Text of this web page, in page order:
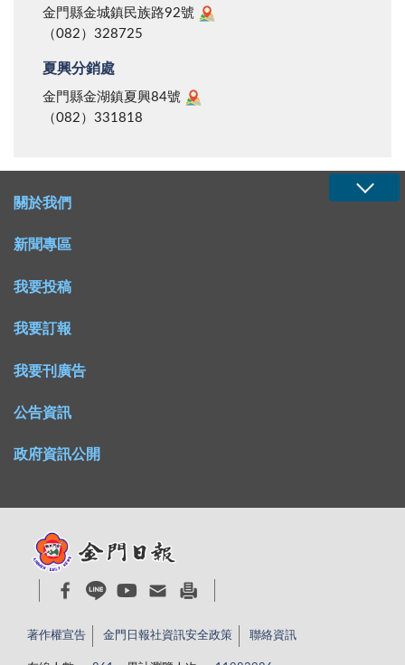
金門縣金城鎮民族路92號
（082）328725
夏興分銷處
金門縣金湖鎮夏興84號
（082）331818
關於我們
新聞專區
我要投稿
我要訂報
我要刊廣告
公告資訊
政府資訊公開
著作權宣告 金門日報社資訊安全政策 聯絡資訊